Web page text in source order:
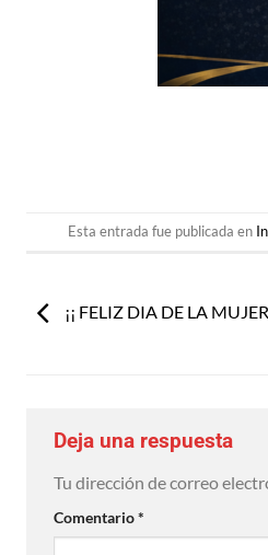
Esta entrada fue publicada en
¡¡ FELIZ DIA DE LA
Deja una respuesta
Tu dirección de correo
Comentario*